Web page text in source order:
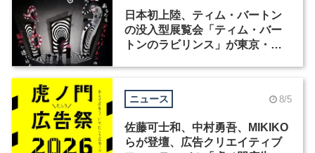
日本初上陸、ティム・バートン
の没入型展覧会「ティム・バー
トンのラビリンス」が東京・豊
ニュース 8/5
佐藤可士和、中村勇吾、MIKIKO
らが登壇、広告クリエイティブ